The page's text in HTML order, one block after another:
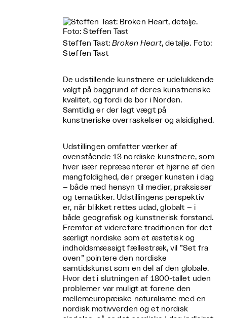
Steffen Tast:Broken Heart, detalje. Foto:
Steffen Tast
De udstillende kunstnere er udelukkende
valgt på baggrund af deres kunstneriske
kvalitet, og fordi de bor i Norden.
Samtidig er der lagt vægt på
kunstneriske overraskelser og alsidighed.
Udstillingen omfatter værker af
ovenstående 13 nordiske kunstnere, som
hver især repræsenterer et hjørne af den
mangfoldighed, der præger kunsten i dag
– både med hensyn til medier, praksisser
og tematikker. Udstillingens perspektiv
er, når blikket rettes udad, globalt – i
både geografisk og kunstnerisk forstand.
Fremfor at videreføre traditionen for det
særligt nordiske som et æstetisk og
indholdsmæssigt fællestræk, vil ”Set fra
oven” pointere den nordiske
samtidskunst som en del af den globale.
Hvor det i slutningen af 1800-tallet uden
problemer var muligt at forene den
mellemeuropæiske naturalisme med en
nordisk motivverden og et nordisk